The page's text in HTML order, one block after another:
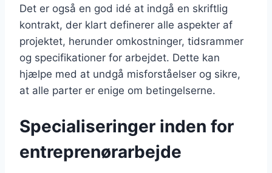
Det er også en god idé at indgå en skriftlig
kontrakt, der klart definerer alle aspekter af
projektet, herunder omkostninger, tidsrammer
og specifikationer for arbejdet. Dette kan
hjælpe med at undgå misforståelser og sikre,
at alle parter er enige om betingelserne.
Specialiseringer inden for
entreprenørarbejde